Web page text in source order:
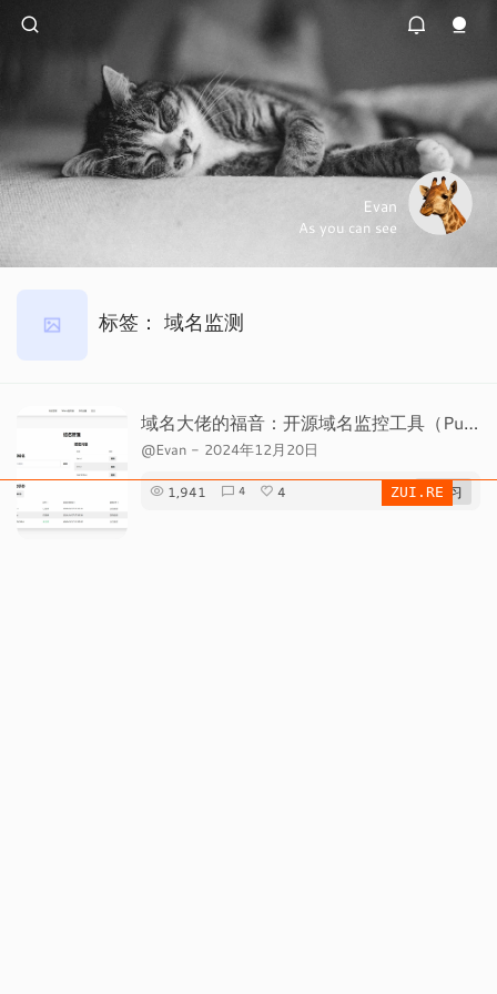
Evan
As you can see
标签： 域名监测
域名大佬的福音：开源域名监控工具（Puff ）
@Evan - 2024年12月20日
1,941 4 4 # 学习
ZUI.RE